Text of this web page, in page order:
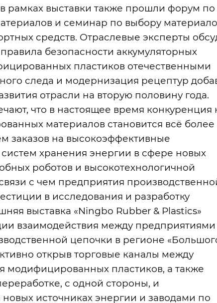
рамках выставки также прошли форум по
и семинар по выбору
средств. Отраслевые эксперты
безопасности аккумуляторных
пластиков отечественными
следа и модернизация рецептур
отрасли на вторую половину года.
что в настоящее время конкуренция
материалов становится всё более
заказов на высокоэффективные
хранения энергии в сфере новых
роботов и высокотехнологичной
с чем предприятия
в исследования и разработку
выставка «Ningbo Rubber & Plastics»
взаимодействия между предприятиями
цепочки в регионе
открыв торговые каналы между
модифицированных пластиков, а также
с одной стороны, и
источниках энергии и заводами по